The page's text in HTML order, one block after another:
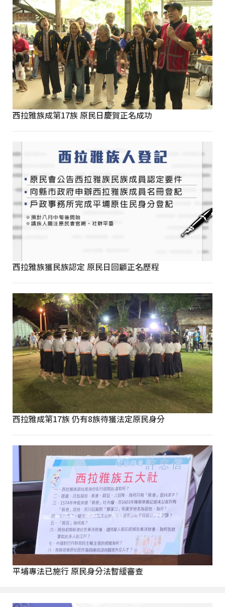
西拉雅族成第17族 原民日慶賀正名成功
西拉雅族獲民族認定 原民日回顧正名歷程
西拉雅成第17族 仍有8族待獲法定原民身分
平埔專法已施行 原民身分法暫緩審查